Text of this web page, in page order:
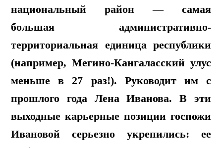
национальный район — самая
большая административно-
территориальная единица республики
(например, Мегино-Кангаласский улус
меньше в 27 раз!). Руководит им с
прошлого года Лена Иванова. В эти
выходные карьерные позиции госпожи
Ивановой серьезно укрепились: ее